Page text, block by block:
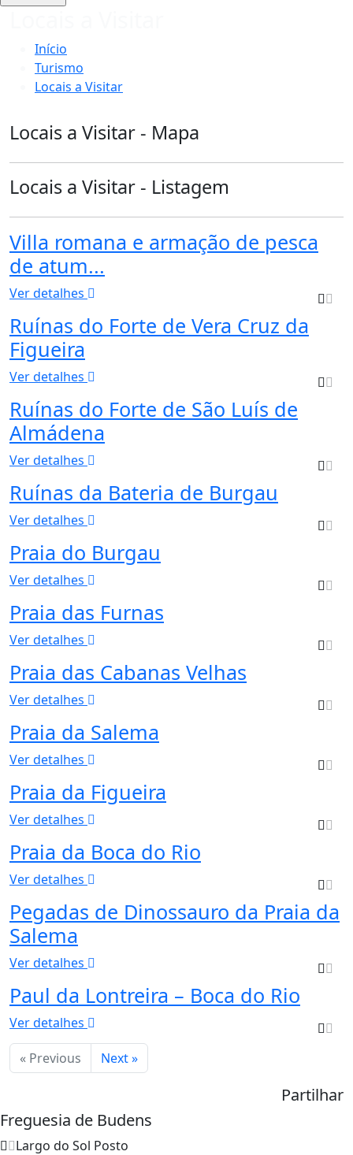
Início
Turismo
Locais a Visitar
Locais a Visitar - Mapa
Locais a Visitar - Listagem
Villa romana e armação de pesca
de atum...
Ver detalhes
Ruínas do Forte de Vera Cruz da
Figueira
Ver detalhes
Ruínas do Forte de São Luís de
Almádena
Ver detalhes
Ruínas da Bateria de Burgau
Ver detalhes
Praia do Burgau
Ver detalhes
Praia das Furnas
Ver detalhes
Praia das Cabanas Velhas
Ver detalhes
Praia da Salema
Ver detalhes
Praia da Figueira
Ver detalhes
Praia da Boca do Rio
Ver detalhes
Pegadas de Dinossauro da Praia da
Salema
Ver detalhes
Paul da Lontreira – Boca do Rio
Ver detalhes
« Previous Next »
Partilhar
Freguesia de Budens
Largo do Sol Posto